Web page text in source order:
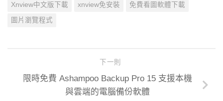
Xnview中文版下載 xnview免安裝 免費看圖軟體下載
圖片瀏覽程式
下一則
限時免費 Ashampoo Backup Pro 15 支援本機
與雲端的電腦備份軟體